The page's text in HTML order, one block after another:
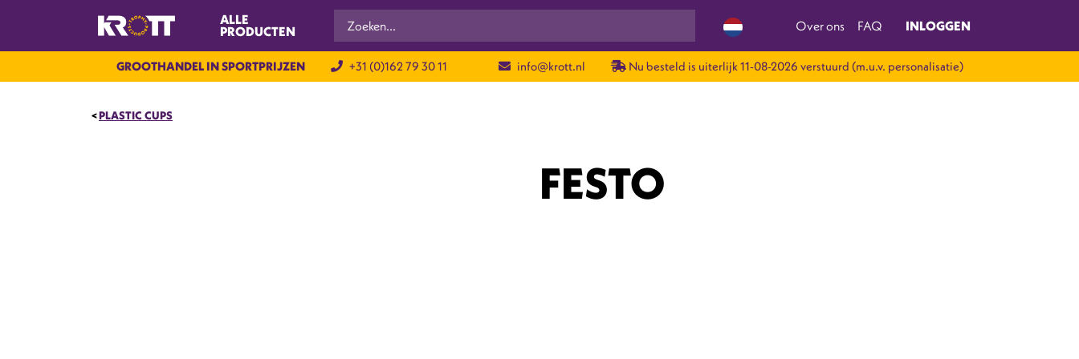
ALLE
PRODUCTEN Over ons FAQ INLOGGEN
GROOTHANDEL IN SPORTPRIJZEN +31 (0)162 79 30 11 info@krott.nl Nu besteld is uiterlijk 11-08-2026 verstuurd (m.u.v. personalisatie)
PLASTIC CUPS
FESTO